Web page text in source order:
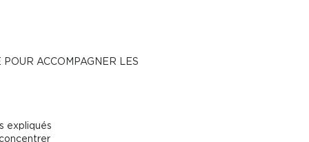
ACCOMPAGNER LES
expliqués